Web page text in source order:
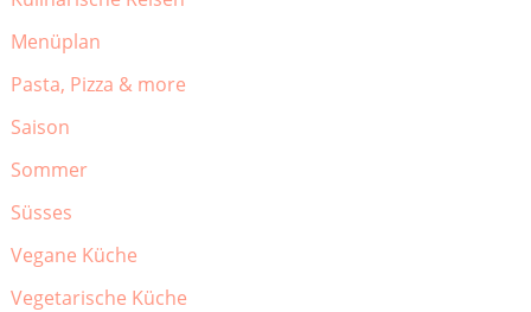
Menüplan
Pasta, Pizza & more
Saison
Sommer
Süsses
Vegane Küche
Vegetarische Küche